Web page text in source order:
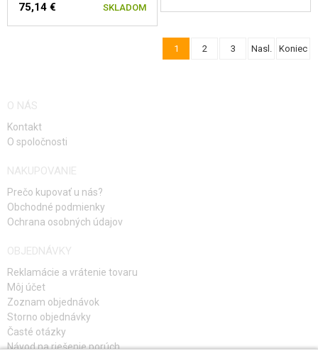
75,14 € SKLADOM
1 2 3 Nasl. Koniec
O NÁS
Kontakt
O spoločnosti
NAKUPOVANIE
Prečo kupovať u nás?
Obchodné podmienky
Ochrana osobných údajov
OBJEDNÁVKY
Reklamácie a vrátenie tovaru
Môj účet
Zoznam objednávok
Storno objednávky
Časté otázky
Návod na riešenie porúch